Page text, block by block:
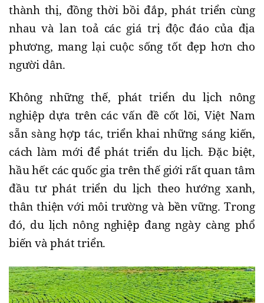
thành thị, đồng thời bồi đắp, phát triển cùng
nhau và lan toả các giá trị độc đáo của địa
phương, mang lại cuộc sống tốt đẹp hơn cho
người dân.
Không những thế, phát triển du lịch nông
nghiệp dựa trên các vấn đề cốt lõi, Việt Nam
sẵn sàng hợp tác, triển khai những sáng kiến,
cách làm mới để phát triển du lịch. Đặc biệt,
hầu hết các quốc gia trên thế giới rất quan tâm
đầu tư phát triển du lịch theo hướng xanh,
thân thiện với môi trường và bền vững. Trong
đó, du lịch nông nghiệp đang ngày càng phổ
biến và phát triển.